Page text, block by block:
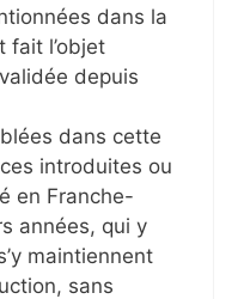
dans la
fait l’objet
depuis
dans cette
introduites ou
en Franche-
années, qui y
maintiennent
sans